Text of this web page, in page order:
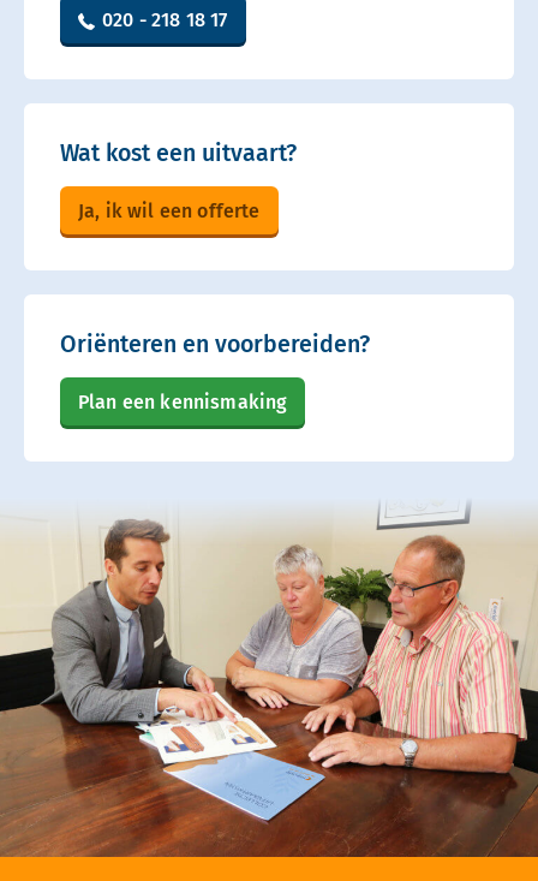
020 - 218 18 17
Wat kost een uitvaart?
Ja, ik wil een offerte
Oriënteren en voorbereiden?
Plan een kennismaking